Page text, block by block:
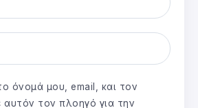
όνομά μου, email, και τον
τον πλοηγό για την